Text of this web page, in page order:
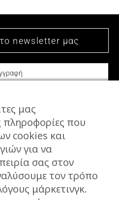
μας
πληροφορίες που
cookies και
για να
σας στον
τον τρόπο
μάρκετινγκ.